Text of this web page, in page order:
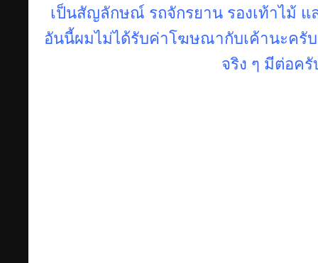
เป็นสัญลักษณ์ รถจักรยาน รองเท้าไม้
อันนี้ผมไม่ได้รับค่าโฆษณากับเค้านะครับ
จริง ๆ มีต่อครั